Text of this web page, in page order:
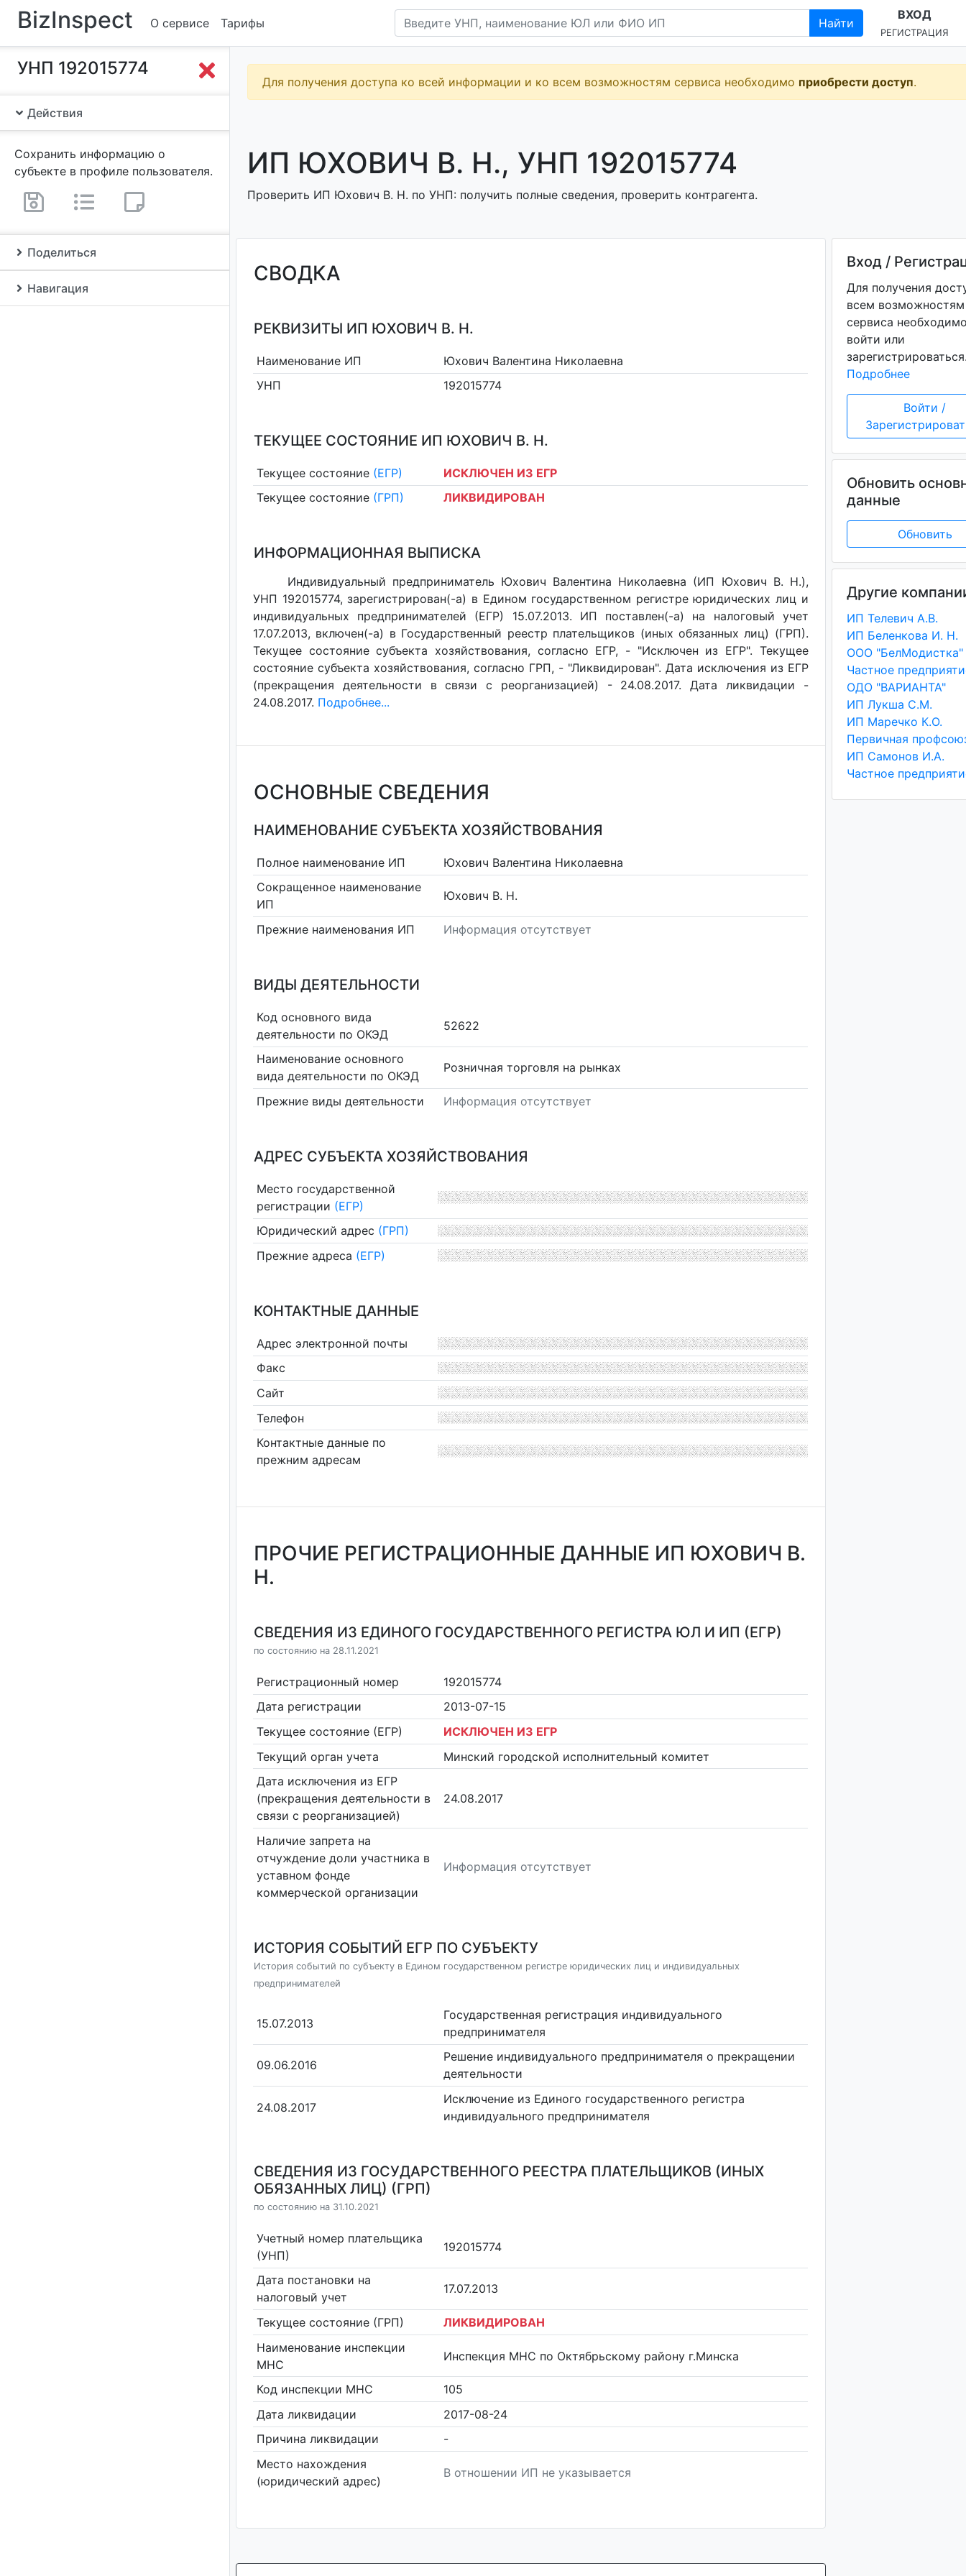
BizInspect О сервисе Тарифы Найти
ВХОД
РЕГИСТРАЦИЯ
УНП 192015774
Действия
Сохранить информацию о
субъекте в профиле пользователя.
Поделиться
Навигация
Для получения доступа ко всей информации и ко всем возможностям сервиса необходимо приобрести доступ.
ИП ЮХОВИЧ В. Н., УНП 192015774
Проверить ИП Юхович В. Н. по УНП: получить полные сведения, проверить контрагента.
СВОДКА
РЕКВИЗИТЫ ИП ЮХОВИЧ В. Н.
Наименование ИП
Юхович Валентина Николаевна
УНП
192015774
ТЕКУЩЕЕ СОСТОЯНИЕ ИП ЮХОВИЧ В. Н.
Текущее состояние (ЕГР)
ИСКЛЮЧЕН ИЗ ЕГР
Текущее состояние (ГРП) ЛИКВИДИРОВАН
ИНФОРМАЦИОННАЯ ВЫПИСКА
Индивидуальный предприниматель Юхович Валентина Николаевна (ИП Юхович В. Н.),
УНП 192015774, зарегистрирован(-а) в Едином государственном регистре юридических лиц и
индивидуальных предпринимателей (ЕГР) 15.07.2013. ИП поставлен(-a) на налоговый учет
17.07.2013, включен(-a) в Государственный реестр плательщиков (иных обязанных лиц) (ГРП).
Текущее состояние субъекта хозяйствования, согласно ЕГР, - "Исключен из ЕГР". Текущее
состояние субъекта хозяйствования, согласно ГРП, - "Ликвидирован". Дата исключения из ЕГР
(прекращения деятельности в связи с реорганизацией) - 24.08.2017. Дата ликвидации -
24.08.2017. Подробнее...
ОСНОВНЫЕ СВЕДЕНИЯ
НАИМЕНОВАНИЕ СУБЪЕКТА ХОЗЯЙСТВОВАНИЯ
Полное наименование ИП
Юхович Валентина Николаевна
Сокращенное наименование
ИП
Юхович В. Н.
Прежние наименования ИП Информация отсутствует
ВИДЫ ДЕЯТЕЛЬНОСТИ
Код основного вида
деятельности по ОКЭД
52622
Наименование основного
вида деятельности по ОКЭД
Розничная торговля на рынках
Прежние виды деятельности Информация отсутствует
АДРЕС СУБЪЕКТА ХОЗЯЙСТВОВАНИЯ
Место государственной
регистрации (ЕГР)
Юридический адрес (ГРП)
Прежние адреса (ЕГР)
КОНТАКТНЫЕ ДАННЫЕ
Адрес электронной почты
Факс
Сайт
Телефон
Контактные данные по
прежним адресам
ПРОЧИЕ РЕГИСТРАЦИОННЫЕ ДАННЫЕ ИП ЮХОВИЧ В.
Н.
СВЕДЕНИЯ ИЗ ЕДИНОГО ГОСУДАРСТВЕННОГО РЕГИСТРА ЮЛ И ИП (ЕГР)
по состоянию на 28.11.2021
Регистрационный номер
192015774
Дата регистрации
2013-07-15
Текущее состояние (ЕГР)
ИСКЛЮЧЕН ИЗ ЕГР
Текущий орган учета
Минский городской исполнительный комитет
Дата исключения из ЕГР
(прекращения деятельности в
связи с реорганизацией)
24.08.2017
Наличие запрета на
отчуждение доли участника в
уставном фонде
коммерческой организации
Информация отсутствует
ИСТОРИЯ СОБЫТИЙ ЕГР ПО СУБЪЕКТУ
История событий по субъекту в Едином государственном регистре юридических лиц и индивидуальных
предпринимателей
15.07.2013
Государственная регистрация индивидуального
предпринимателя
09.06.2016
Решение индивидуального предпринимателя о прекращении
деятельности
24.08.2017
Исключение из Единого государственного регистра
индивидуального предпринимателя
СВЕДЕНИЯ ИЗ ГОСУДАРСТВЕННОГО РЕЕСТРА ПЛАТЕЛЬЩИКОВ (ИНЫХ
ОБЯЗАННЫХ ЛИЦ) (ГРП)
по состоянию на 31.10.2021
Учетный номер плательщика
(УНП)
192015774
Дата постановки на
налоговый учет
17.07.2013
Текущее состояние (ГРП)
ЛИКВИДИРОВАН
Наименование инспекции
МНС
Инспекция МНС по Октябрьскому району г.Минска
Код инспекции МНС
105
Дата ликвидации
2017-08-24
Причина ликвидации
-
Место нахождения
(юридический адрес)
В отношении ИП не указывается
Вход /
Для получения
всем возможностям
сервиса
войти или
Подробнее
Войти /
Обновить
данные
Обновить
Другие
ИП Телевич А.В.
ИП Беленкова И. Н.
ООО "БелМодистка"
ОДО "ВАРИАНТА"
ИП Лукша С.М.
ИП Маречко К.О.
ИП Самонов И.А.